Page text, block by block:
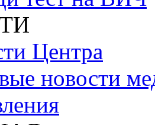
Центра
новости